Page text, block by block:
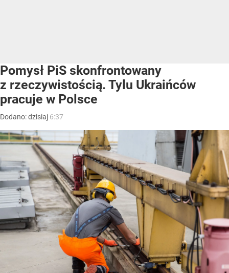
Pomysł PiS skonfrontowany
z rzeczywistością. Tylu Ukraińców
pracuje w Polsce
Dodano:dzisiaj 6:37